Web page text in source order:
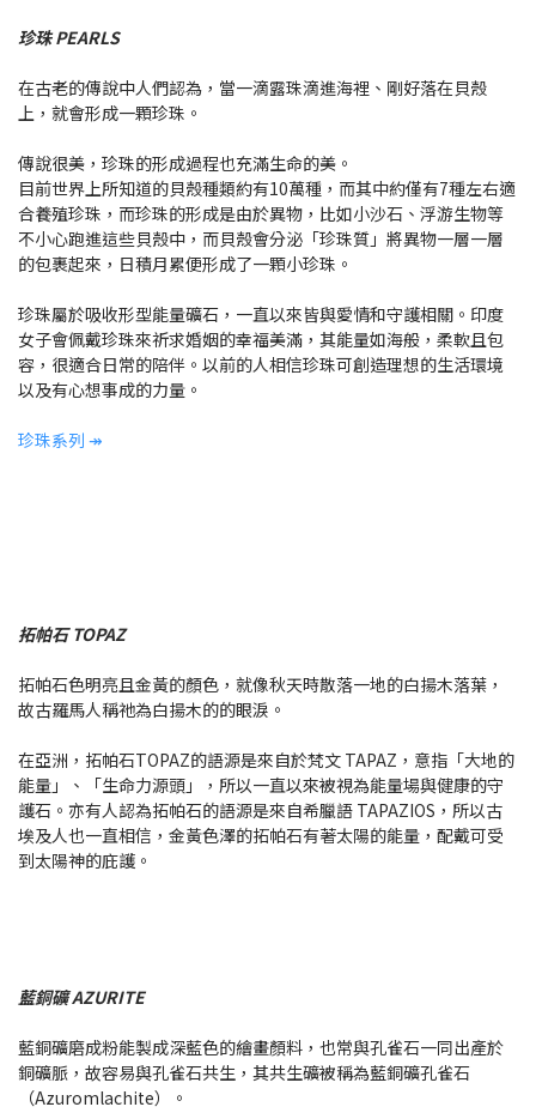
珍珠 PEARLS
在古老的傳說中人們認為，當一滴露珠滴進海裡、剛好落在貝殼
上，就會形成一顆珍珠。
傳說很美，珍珠的形成過程也充滿生命的美。
目前世界上所知道的貝殼種類約有10萬種，而其中約僅有7種左右適
合養殖珍珠，而珍珠的形成是由於異物，比如小沙石、浮游生物等
不小心跑進這些貝殼中，而貝殼會分泌「珍珠質」將異物一層一層
的包裹起來，日積月累便形成了一顆小珍珠。
珍珠屬於吸收形型能量礦石，一直以來皆與愛情和守護相關。印度
女子會佩戴珍珠來祈求婚姻的幸福美滿，其能量如海般，柔軟且包
容，很適合日常的陪伴。以前的人相信珍珠可創造理想的生活環境
以及有心想事成的力量。
珍珠系列 ↠
拓帕石 TOPAZ
拓帕石色明亮且金黃的顏色，就像秋天時散落一地的白揚木落葉，
故古羅馬人稱祂為白揚木的的眼淚。
在亞洲，拓帕石TOPAZ的語源是來自於梵文 TAPAZ，意指「大地的
能量」、「生命力源頭」，所以一直以來被視為能量場與健康的守
護石。亦有人認為拓帕石的語源是來自希臘語 TAPAZIOS，所以古
埃及人也一直相信，金黃色澤的拓帕石有著太陽的能量，配戴可受
到太陽神的庇護。
藍銅礦 AZURITE
藍銅礦磨成粉能製成深藍色的繪畫顏料，也常與孔雀石一同出產於
銅礦脈，故容易與孔雀石共生，其共生礦被稱為藍銅礦孔雀石
（Azuromlachite）。